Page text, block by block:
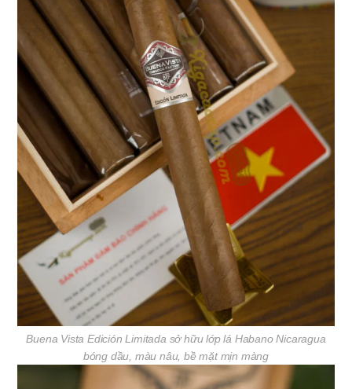
Buena Vista Edición Limitada sở hữu lớp lá Habano Nicaragua
bóng dầu, màu nâu, bề mặt mịn màng